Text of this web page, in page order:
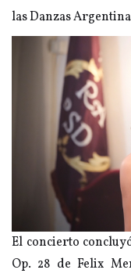
las Danzas
El concierto
Op. 28 de Felix